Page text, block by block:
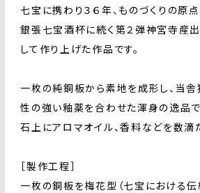
七宝に携わり３６年、ものづくりの原
銀張七宝酒杯に続く第２弾神宮寺産
して作り上げた作品です。
一枚の純銅板から素地を成形し、当
性の強い釉薬を合わせた渾身の逸品で
石上にアロマオイル、香料などを数滴
［製作工程］
一枚の銅板を梅花型（七宝における